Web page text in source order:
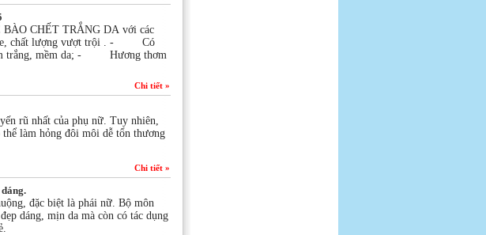
CHẾT TRẮNG DA với các
chất lượng vượt trội . - Có
trắng, mềm da; - Hương thơm
Chi tiết »
rũ nhất của phụ nữ. Tuy nhiên,
làm hỏng đôi môi dễ tổn thương
Chi tiết »
đặc biệt là phái nữ. Bộ môn
dáng, mịn da mà còn có tác dụng